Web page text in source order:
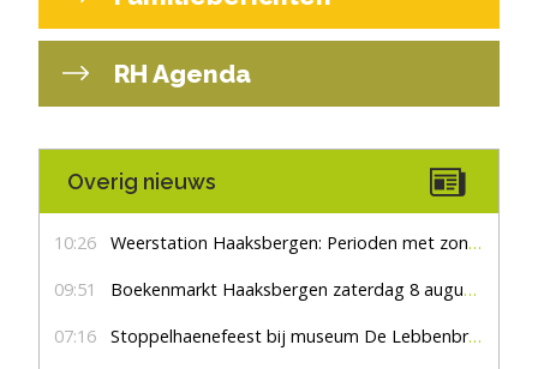
RH Agenda
Overig nieuws
10:26 Weerstation Haaksbergen: Perioden met zon en droog
09:51 Boekenmarkt Haaksbergen zaterdag 8 augustus, marktplein Haaksbergen
07:16 Stoppelhaenefeest bij museum De Lebbenbrugge